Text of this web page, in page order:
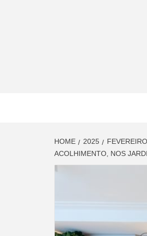
HOME 2025 FEVEREIRO
ACOLHIMENTO, NOS